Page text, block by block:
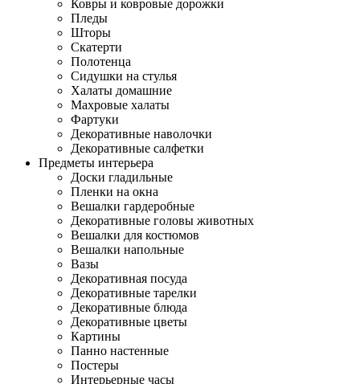
Ковры и ковровые дорожки
Пледы
Шторы
Скатерти
Полотенца
Сидушки на стулья
Халаты домашние
Махровые халаты
Фартуки
Декоративные наволочки
Декоративные салфетки
Предметы интерьера
Доски гладильные
Пленки на окна
Вешалки гардеробные
Декоративные головы животных
Вешалки для костюмов
Вешалки напольные
Вазы
Декоративная посуда
Декоративные тарелки
Декоративные блюда
Декоративные цветы
Картины
Панно настенные
Постеры
Интерьерные часы